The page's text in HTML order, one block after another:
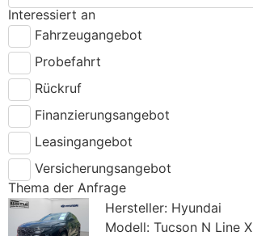
Interessiert an
Fahrzeugangebot
Probefahrt
Rückruf
Finanzierungsangebot
Leasingangebot
Versicherungsangebot
Thema der Anfrage
Hersteller: Hyundai
Modell: Tucson N Line X